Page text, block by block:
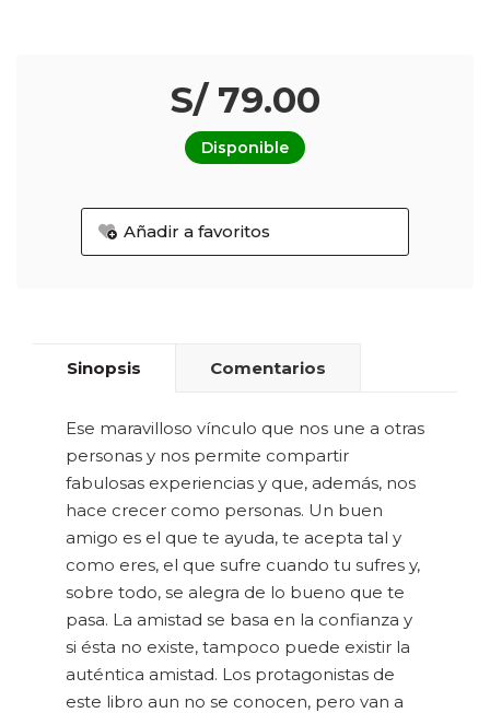
S/ 79.00
Disponible
Añadir a favoritos
Sinopsis Comentarios
Ese maravilloso vínculo que nos une a otras
personas y nos permite compartir
fabulosas experiencias y que, además, nos
hace crecer como personas. Un buen
amigo es el que te ayuda, te acepta tal y
como eres, el que sufre cuando tu sufres y,
sobre todo, se alegra de lo bueno que te
pasa. La amistad se basa en la confianza y
si ésta no existe, tampoco puede existir la
auténtica amistad. Los protagonistas de
este libro aun no se conocen, pero van a